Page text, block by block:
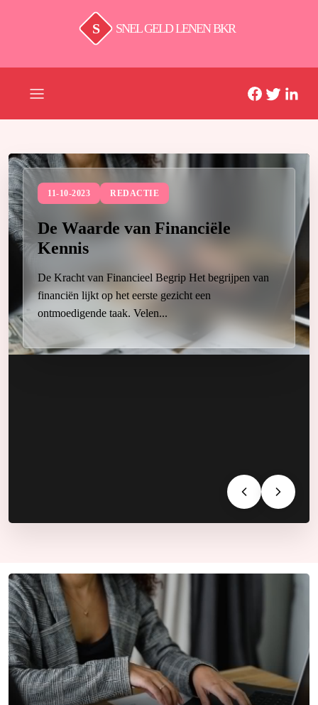
S SNEL GELD LENEN BKR
11-10-2023 REDACTIE
De Waarde van Financiële
Kennis
De Kracht van Financieel Begrip Het begrijpen van
financiën lijkt op het eerste gezicht een
ontmoedigende taak. Velen...